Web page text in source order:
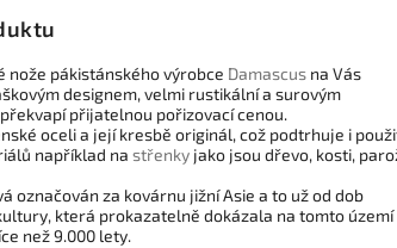
nože pákistánského výrobce Damascus na Vás
designem, velmi rustikální a surovým
přijatelnou pořizovací cenou.
oceli a její kresbě originál, což podtrhuje i
například na střenky jako jsou dřevo, kosti,
označován za kovárnu jižní Asie a to už od dob
která prokazatelně dokázala na tomto území
než 9.000 lety.